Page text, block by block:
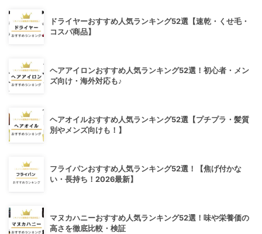
ドライヤーおすすめ人気ランキング52選【速乾・くせ毛・
コスパ商品】
ヘアアイロンおすすめ人気ランキング52選！初心者・メン
ズ向け・海外対応も♪
ヘアオイルおすすめ人気ランキング52選【プチプラ・髪質
別やメンズ向けも！】
フライパンおすすめ人気ランキング52選！【焦げ付かな
い・長持ち！2026最新】
マヌカハニーおすすめ人気ランキング52選！味や栄養価の
高さを徹底比較・検証